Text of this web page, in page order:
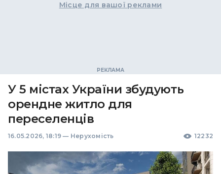
Місце для вашої реклами
У 5 містах України збудують
орендне житло для
переселенців
16.05.2026, 18:19 — Нерухомість 12232